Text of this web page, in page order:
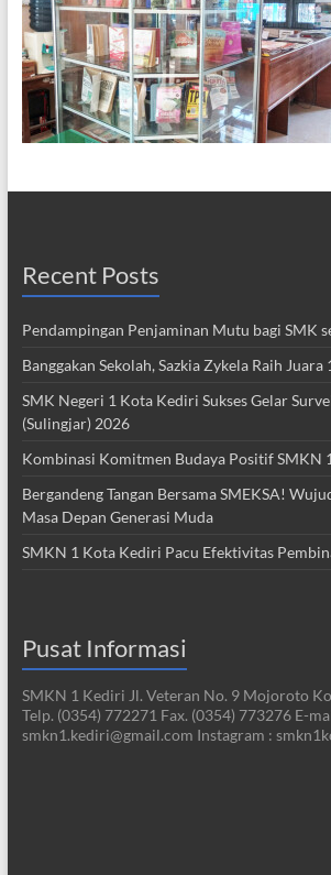
Recent Posts
Pendampingan Penjaminan Mutu bagi SMK
Banggakan Sekolah, Sazkia Zykela Raih Juara
SMK Negeri 1 Kota Kediri Sukses Gelar
(Sulingjar) 2026
Kombinasi Komitmen Budaya Positif SMKN
Bergandeng Tangan Bersama SMEKSA!
Masa Depan Generasi Muda
SMKN 1 Kota Kediri Pacu Efektivitas
Pusat Informasi
SMKN 1 Kediri Jl. Veteran No. 9 Mojoroto
Telp. (0354) 772271 Fax. (0354) 773276 E-
smkn1.kediri@gmail.com Instagram :